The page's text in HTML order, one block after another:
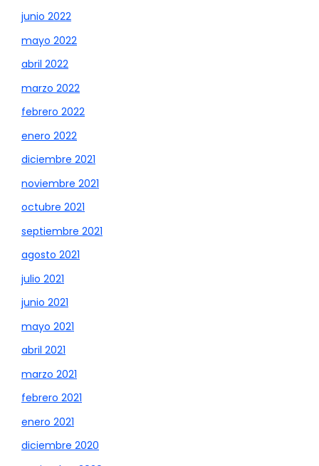
junio 2022
mayo 2022
abril 2022
marzo 2022
febrero 2022
enero 2022
diciembre 2021
noviembre 2021
octubre 2021
septiembre 2021
agosto 2021
julio 2021
junio 2021
mayo 2021
abril 2021
marzo 2021
febrero 2021
enero 2021
diciembre 2020